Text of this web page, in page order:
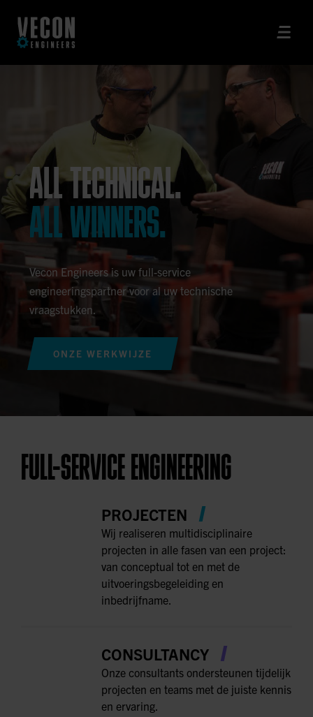
ALL TECHNICAL.
ALL WINNERS.
Vecon Engineers is uw full-service
engineeringspartner voor al uw technische
vraagstukken.
ONZE WERKWIJZE
FULL-SERVICE ENGINEERING
PROJECTEN
Wij realiseren multidisciplinaire
projecten in alle fasen van een project:
van conceptual tot en met de
uitvoeringsbegeleiding en
inbedrijfname.
CONSULTANCY
Onze consultants ondersteunen tijdelijk
projecten en teams met de juiste kennis
en ervaring.